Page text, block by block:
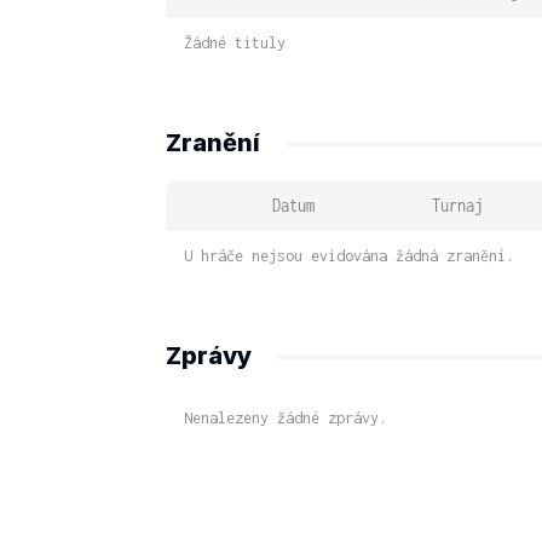
Žádné tituly
Zranění
Datum Turnaj
U hráče nejsou evidována žádná zranění.
Zprávy
Nenalezeny žádné zprávy.